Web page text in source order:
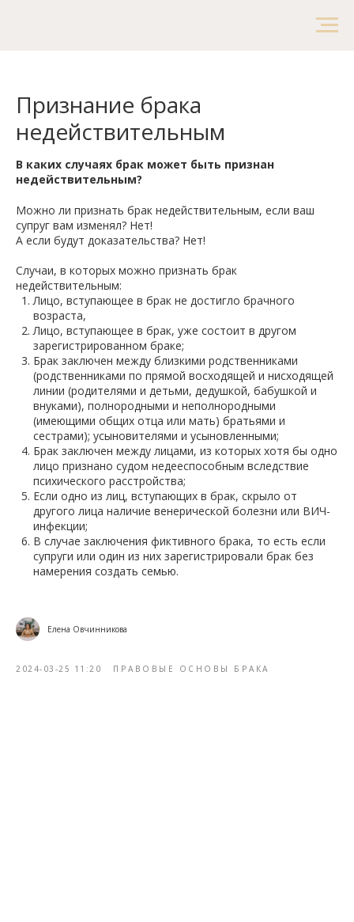
Признание брака
недействительным
В каких случаях брак может быть признан
недействительным?
Можно ли признать брак недействительным, если ваш
супруг вам изменял? Нет!
А если будут доказательства? Нет!
Случаи, в которых можно признать брак
недействительным:
Лицо, вступающее в брак не достигло брачного
возраста,
Лицо, вступающее в брак, уже состоит в другом
зарегистрированном браке;
Брак заключен между близкими родственниками
(родственниками по прямой восходящей и нисходящей
линии (родителями и детьми, дедушкой, бабушкой и
внуками), полнородными и неполнородными
(имеющими общих отца или мать) братьями и
сестрами); усыновителями и усыновленными;
Брак заключен между лицами, из которых хотя бы одно
лицо признано судом недееспособным вследствие
психического расстройства;
Если одно из лиц, вступающих в брак, скрыло от
другого лица наличие венерической болезни или ВИЧ-
инфекции;
В случае заключения фиктивного брака, то есть если
супруги или один из них зарегистрировали брак без
намерения создать семью.
Елена Овчинникова
2024-03-25 11:20 ПРАВОВЫЕ ОСНОВЫ БРАКА